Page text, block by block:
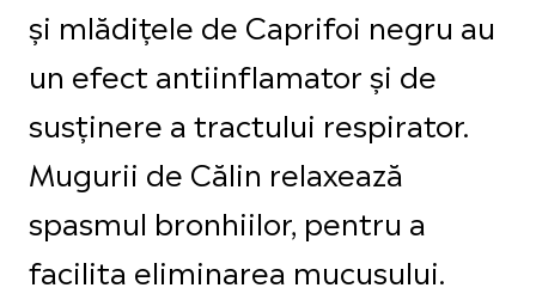
și mlădițele de Caprifoi negru au
un efect antiinflamator și de
susținere a tractului respirator.
Mugurii de Călin relaxează
spasmul bronhiilor, pentru a
facilita eliminarea mucusului.